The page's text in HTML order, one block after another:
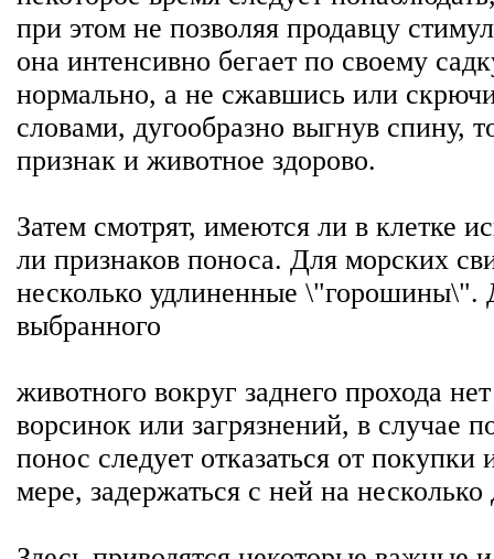
при этом не позволяя продавцу
она интенсивно бегает по своему
нормально, а не сжавшись или
словами, дугообразно выгнув спину,
признак и животное здорово.
Затем смотрят, имеются ли в клетке
ли признаков поноса. Для морских
несколько удлиненные \"горошины\".
выбранного
животного вокруг заднего прохода
ворсинок или загрязнений, в случае
понос следует отказаться от
мере, задержаться с ней на несколько